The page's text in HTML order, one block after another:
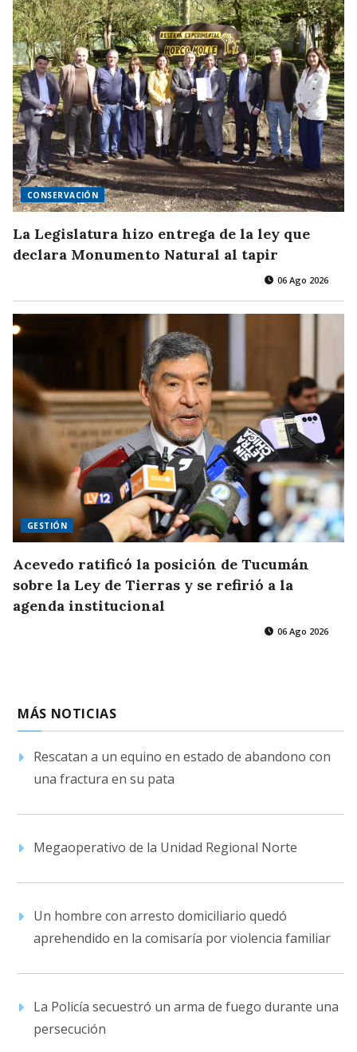
CONSERVACIÓN
La Legislatura hizo entrega de la ley que
declara Monumento Natural al tapir
06 Ago 2026
GESTIÓN
Acevedo ratificó la posición de Tucumán
sobre la Ley de Tierras y se refirió a la
agenda institucional
06 Ago 2026
MÁS NOTICIAS
Rescatan a un equino en estado de abandono con
una fractura en su pata
Megaoperativo de la Unidad Regional Norte
Un hombre con arresto domiciliario quedó
aprehendido en la comisaría por violencia familiar
La Policía secuestró un arma de fuego durante una
persecución